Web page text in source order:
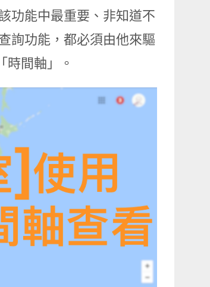
功能中最重要、非知道不
詢功能，都必須由他來驅
時間軸」。